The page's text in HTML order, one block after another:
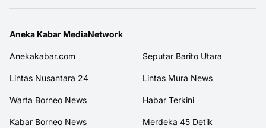
Aneka Kabar MediaNetwork
Anekakabar.com Seputar Barito Utara
Lintas Nusantara 24 Lintas Mura News
Warta Borneo News Habar Terkini
Kabar Borneo News Merdeka 45 Detik